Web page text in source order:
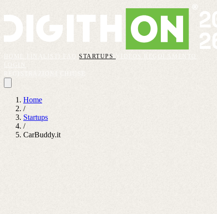
FAQSTARTUPS VIDEOS
REGOLAMENTO
Home
/
Startups
/
CarBuddy.it